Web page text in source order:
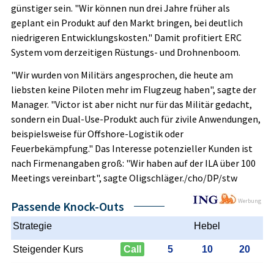
günstiger sein. "Wir können nun drei Jahre früher als
geplant ein Produkt auf den Markt bringen, bei deutlich
niedrigeren Entwicklungskosten." Damit profitiert ERC
System vom derzeitigen Rüstungs- und Drohnenboom.
"Wir wurden von Militärs angesprochen, die heute am
liebsten keine Piloten mehr im Flugzeug haben", sagte der
Manager. "Victor ist aber nicht nur für das Militär gedacht,
sondern ein Dual-Use-Produkt auch für zivile Anwendungen,
beispielsweise für Offshore-Logistik oder
Feuerbekämpfung." Das Interesse potenzieller Kunden ist
nach Firmenangaben groß: "Wir haben auf der ILA über 100
Meetings vereinbart", sagte Oligschläger./cho/DP/stw
Werbung
Passende Knock-Outs
Strategie Hebel
Steigender Kurs Call 5 10 20